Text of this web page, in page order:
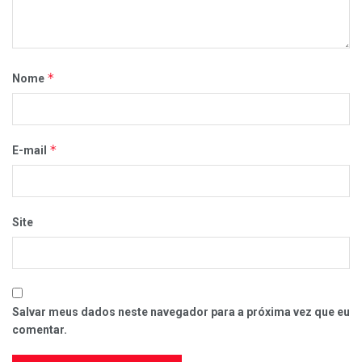
Nome *
E-mail *
Site
Salvar meus dados neste navegador para a próxima vez que eu
comentar.